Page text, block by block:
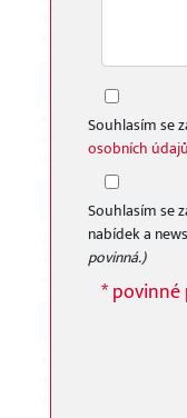
Souhlasím se
osobních údajů
Souhlasím se
nabídek a
povinná.)
* povinné